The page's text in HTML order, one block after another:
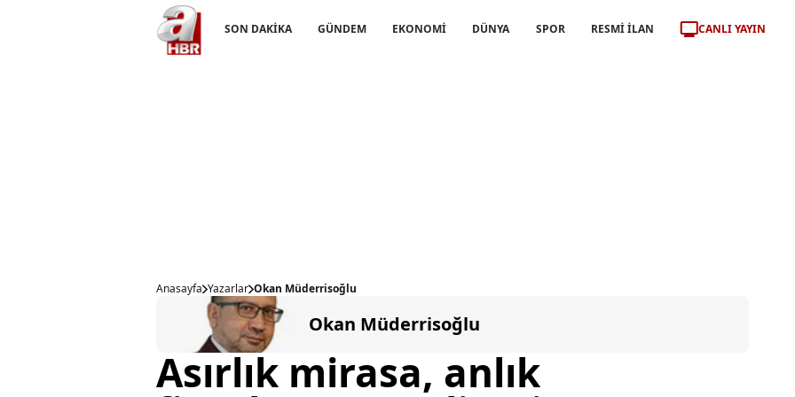
SON DAKİKA GÜNDEM EKONOMİ DÜNYA SPOR RESMİ İLAN CANLI YAYIN
Anasayfa Yazarlar Okan Müderrisoğlu
Okan Müderrisoğlu
Asırlık mirasa, anlık